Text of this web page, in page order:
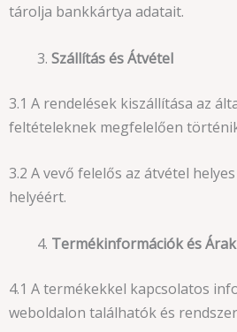
tárolja bankkártya adatait.
Szállítás és Átvétel
3.1 A rendelések kiszállítása az
feltételeknek megfelelően
3.2 A vevő felelős az átvétel
helyéért.
Termékinformációk és Árak
4.1 A termékekkel kapcsolatos
weboldalon találhatók és